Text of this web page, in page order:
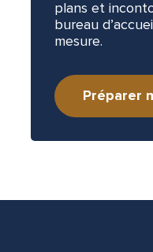
plans et
bureau
mesure.
Préparer